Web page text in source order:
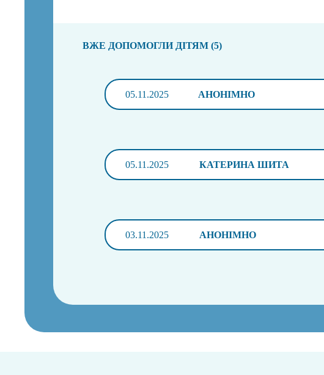
ВЖЕ ДОПОМОГЛИ ДІТЯМ (5)
05.11.2025 АНОНІМНО
05.11.2025 КАТЕРИНА ШИТА
03.11.2025 АНОНІМНО